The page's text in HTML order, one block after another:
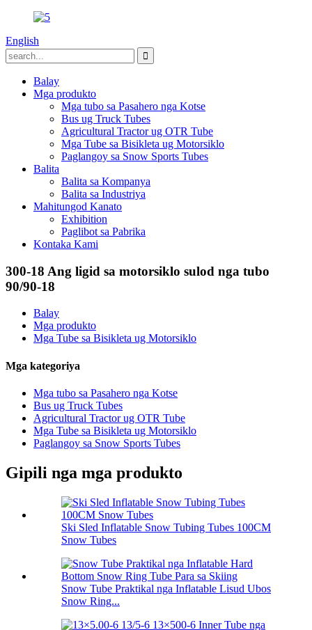
English
Balay
Mga produkto
Mga tubo sa Pasahero nga Kotse
Bus ug Truck Tubes
Agricultural Tractor ug OTR Tube
Mga Tube sa Bisikleta ug Motorsiklo
Paglangoy sa Snow Sports Tubes
Balita
Balita sa Kompanya
Balita sa Industriya
Mahitungod Kanato
Exhibition
Paglibot sa Pabrika
Kontaka Kami
300-18 Ang ligid sa motorsiklo sulod nga tubo
90/90-18
Balay
Mga produkto
Mga Tube sa Bisikleta ug Motorsiklo
Mga kategoriya
Mga tubo sa Pasahero nga Kotse
Bus ug Truck Tubes
Agricultural Tractor ug OTR Tube
Mga Tube sa Bisikleta ug Motorsiklo
Paglangoy sa Snow Sports Tubes
Gipili nga mga produkto
Ski Sled Inflatable Snow Tubing Tubes 100CM
Snow Tubes
Snow Tube Praktikal nga Inflatable Lisud Ubos
Snow Ring...